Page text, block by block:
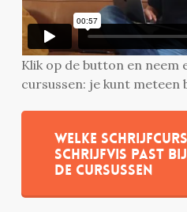
Klik op de button en neem
cursussen: je kunt meteen
Welke
Schrijfvis past
de cursussen